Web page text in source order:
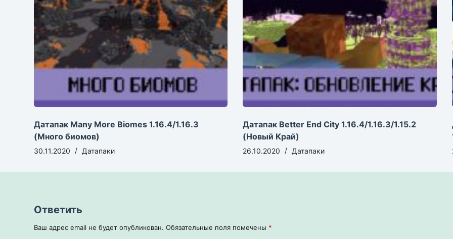
Датапак Many More Biomes 1.16.4/1.16.3
(Много биомов)
30.11.2020 Датапаки
Датапак Better End City 1.16.4/1.16.3/1.15.2
(Новый Край)
26.10.2020 Датапаки
Ответить
Ваш адрес email не будет опубликован. Обязательные поля помечены *